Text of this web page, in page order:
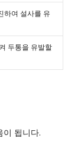
하여 설사를 유
두통을 유발할
이 됩니다.